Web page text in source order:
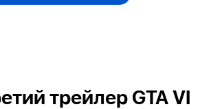
трейлер GTA VI